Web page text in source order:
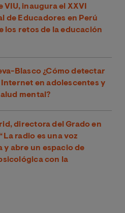
inaugura el XXVI
de Educadores en Perú
los retos de la educación
Blasco ¿Cómo detectar
en adolescentes y
mental?
directora del Grado en
radio es una voz
y abre un espacio de
con la